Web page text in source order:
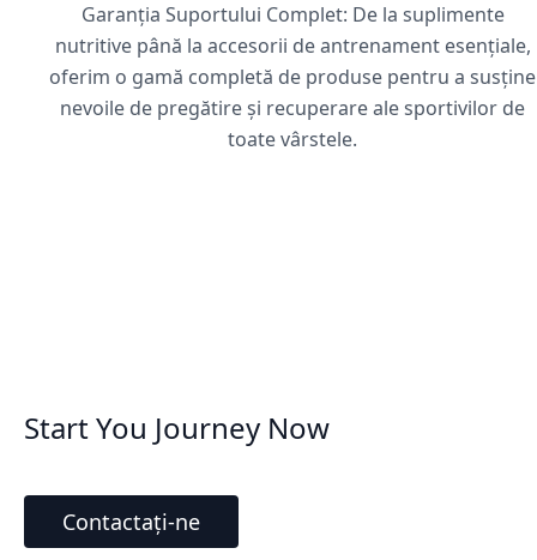
Garanția Suportului Complet: De la suplimente
nutritive până la accesorii de antrenament esențiale,
oferim o gamă completă de produse pentru a susține
nevoile de pregătire și recuperare ale sportivilor de
toate vârstele.
Start You Journey Now
Contactați-ne